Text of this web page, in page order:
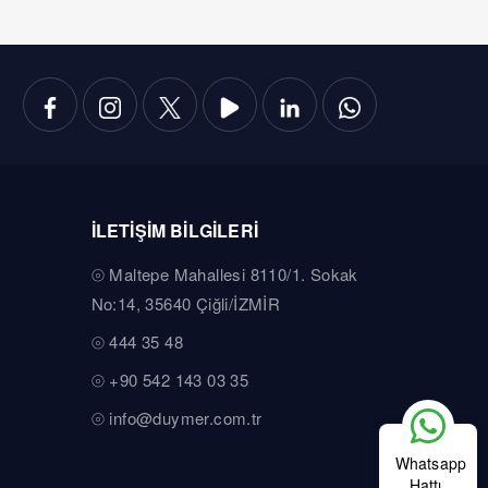
İLETİŞİM BİLGİLERİ
Maltepe Mahallesi 8110/1. Sokak
No:14, 35640 Çiğli/İZMİR
444 35 48
+90 542 143 03 35
info@duymer.com.tr
Whatsapp